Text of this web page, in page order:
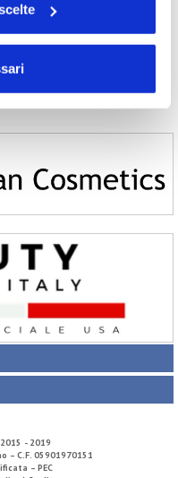
2011
2015 - 2019
– C.F. 05901970151
– PEC